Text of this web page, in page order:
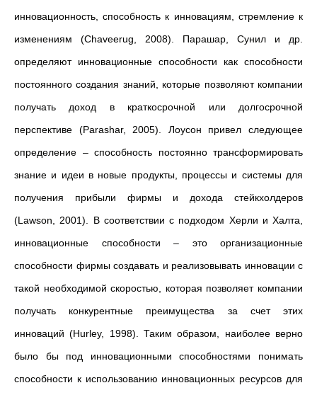
инновационность, способность к инновациям, стремление к
изменениям (Chaveerug, 2008). Парашар, Сунил и др.
определяют инновационные способности как способности
постоянного создания знаний, которые позволяют компании
получать доход в краткосрочной или долгосрочной
перспективе (Parashar, 2005). Лоусон привел следующее
определение – способность постоянно трансформировать
знание и идеи в новые продукты, процессы и системы для
получения прибыли фирмы и дохода стейкхолдеров
(Lawson, 2001). В соответствии с подходом Херли и Халта,
инновационные способности – это организационные
способности фирмы создавать и реализовывать инновации с
такой необходимой скоростью, которая позволяет компании
получать конкурентные преимущества за счет этих
инноваций (Hurley, 1998). Таким образом, наиболее верно
было бы под инновационными способностями понимать
способности к использованию инновационных ресурсов для